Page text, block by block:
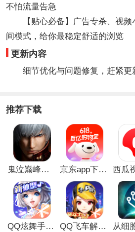
不怕流量告急
【贴心必备】广告专杀、视频
间模式，给你最稳定舒适的浏览
更新内容
细节优化与问题修复，赶紧更
推荐下载
鬼泣巅峰之战最新破解版 京东app下载安装
QQ炫舞手游解锁版 QQ飞车解锁版无限钻石最新版